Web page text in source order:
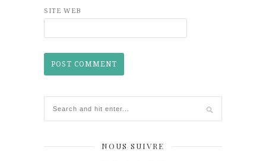
SITE WEB
NOUS SUIVRE